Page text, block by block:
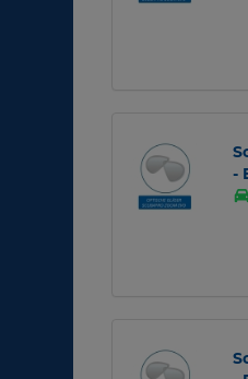
-